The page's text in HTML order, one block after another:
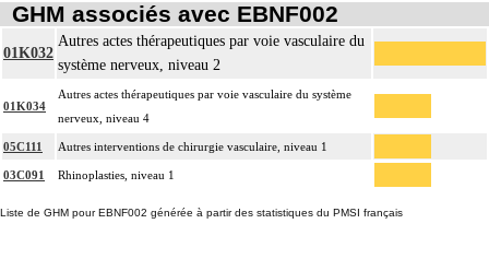
GHM associés avec EBNF002
01K032
Autres actes thérapeutiques par voie vasculaire du
système nerveux, niveau 2
01K034
Autres actes thérapeutiques par voie vasculaire du système
nerveux, niveau 4
05C111 Autres interventions de chirurgie vasculaire, niveau 1
03C091 Rhinoplasties, niveau 1
Liste de GHM pour EBNF002 générée à partir des statistiques du PMSI français